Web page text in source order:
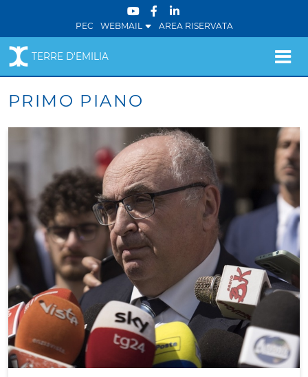
PEC WEBMAIL AREA RISERVATA
TERRE D'EMILIA
PRIMO PIANO